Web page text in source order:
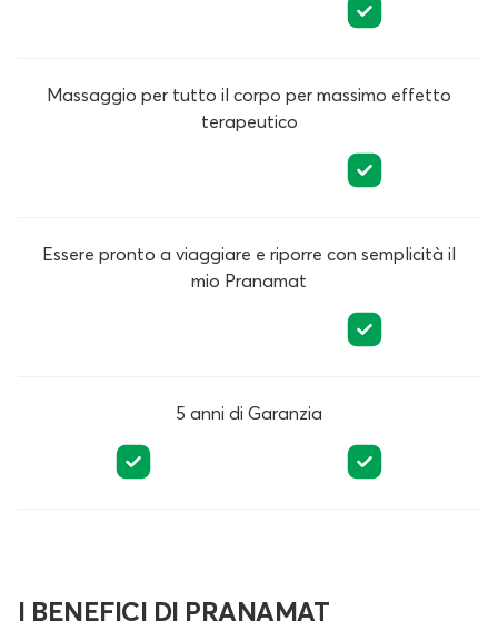
Massaggio per tutto il corpo per massimo effetto
terapeutico
Essere pronto a viaggiare e riporre con semplicità il
mio Pranamat
5 anni di Garanzia
I BENEFICI DI PRANAMAT